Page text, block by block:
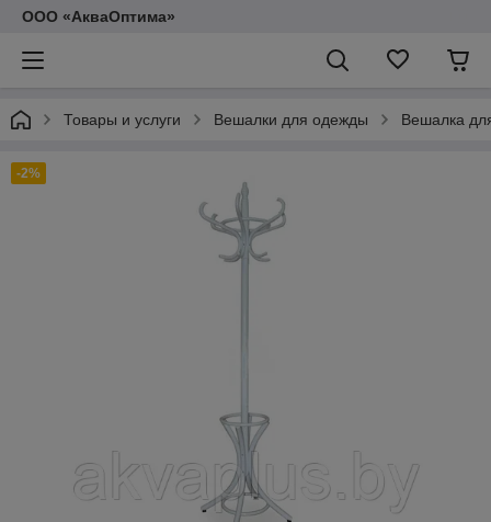
ООО «АкваОптима»
Товары и услуги Вешалки для одежды Вешалка
-2%